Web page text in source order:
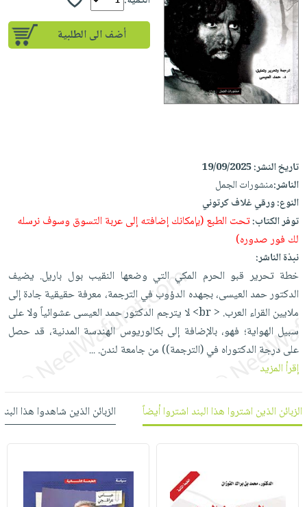
إختياراتنا
كتب
أكاديمية
صندوق
القراءة
iKitab
بلا
أسئلة
يتكرر
على
Android
تحميل
iKitab
على
Apple
أسئلة
يتكرر
طرحها
تحميل
masmu3
على
masmu3
على
Apple
المواضيع
الأكثر
إختياراتنا
وسائل
القراءة
جوائز
تعليمية
الصحة
والعناية
الشخصية
جديد
أجهزة
العناية
الشخصية
العناية
وتصفيف
الشعر
العناية
بالجسم
العناية
بالأسنان
الحمية
والتغذية
المطبخ
والسفرة
جديد
الكل
أواني
الطهي
أدوات
الخبز
أدوات
المائدة
الأوعية
أدوات
المطبخ
متجر
الهدايا
أقسام
الأكثر
مبيعاً
العودة
للمدارس
اكسسوارات
كتب
شحن
مجاني
بنود
اشتراكات
كلبحث
أضف الى الطلبية
تاريخ النشر:19/09/2025
الناشر:منشورات الجمل
النوع:ورقي غلاف كرتوني
توفر الكتاب:تحت الطبع (بإمكانك إضافته إلى عربة التسوق وسوف نرسله
لك فور صدوره)
نبذة الناشر:
خطة تحرير قبو الحرم المكي التي وضعها النقيب بول باريل. يضيف
الدكتور حمد العيسى، بجهده الدؤوب في الترجمة، معرفة حقيقية جادة إلى
ملايين القراء العرب. < br> لا يترجم الدكتور حمد العيسى عشوائياً ولا على
سبيل الهواية؛ فهو، بالإضافة إلى بكالوريوس الهندسة المدنية، قد حصل
على درجة الدكتوراه في (الترجمة)) من جامعة لندن....
إقرأ المزيد
الزبائن الذين اشتروا هذا البند اشتروا أيضاً الزبائن الذين شاهدوا هذا